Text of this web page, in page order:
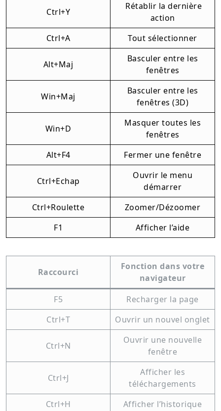
Ctrl+Y
Rétablir la dernière
action
Ctrl+A
Tout sélectionner
Alt+Maj
Basculer entre les
fenêtres
Win+Maj
Basculer entre les
fenêtres (3D)
Win+D
Masquer toutes les
fenêtres
Alt+F4
Fermer une fenêtre
Ctrl+Echap
Ouvrir le menu
démarrer
Ctrl+Roulette
Zoomer/Dézoomer
F1
Afficher l’aide
Raccourci
Fonction dans votre
navigateur
F5
Recharger la page
Ctrl+T
Ouvrir un nouvel onglet
Ctrl+N
Ouvrir une nouvelle
fenêtre
Ctrl+J
Afficher les
téléchargements
Ctrl+H
Afficher l’historique